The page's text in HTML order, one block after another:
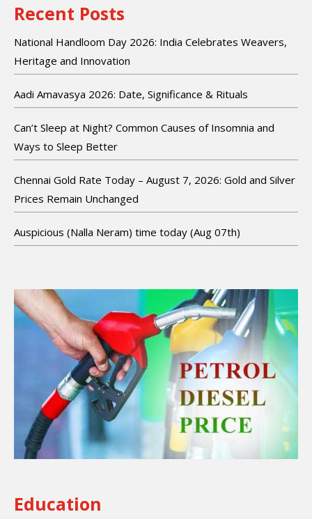
Recent Posts
National Handloom Day 2026: India Celebrates Weavers,
Heritage and Innovation
Aadi Amavasya 2026: Date, Significance & Rituals
Can’t Sleep at Night? Common Causes of Insomnia and
Ways to Sleep Better
Chennai Gold Rate Today – August 7, 2026: Gold and Silver
Prices Remain Unchanged
Auspicious (Nalla Neram) time today (Aug 07th)
Education